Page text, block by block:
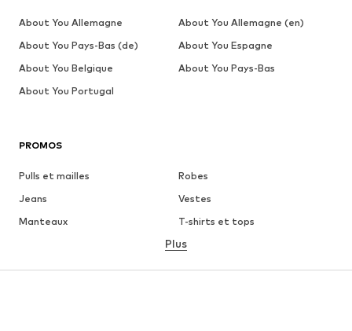
PROMOS
Pulls et mailles
Robes
Jeans
Vestes
Manteaux
T-shirts et tops
Lingerie
Jupes
Blouses et tuniques
Plus
About You Allemagne
About You Allemagne (en)
About You Pays-Bas (de)
About You Espagne
About You Belgique
About You Pays-Bas
About You Portugal